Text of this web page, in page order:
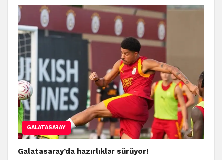
GALATASARAY
Galatasaray’da hazırlıklar sürüyor!